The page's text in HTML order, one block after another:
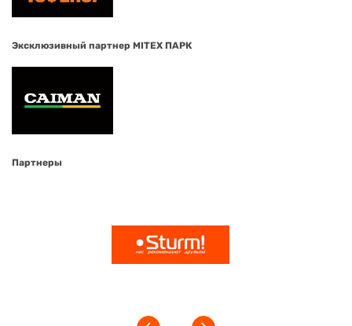
Эксклюзивный партнер MITEX ПАРК
Партнеры